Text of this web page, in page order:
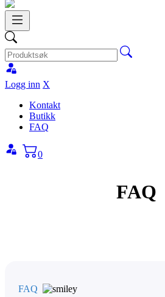
Logg inn X
Kontakt
Butikk
FAQ
0
FAQ
FAQ